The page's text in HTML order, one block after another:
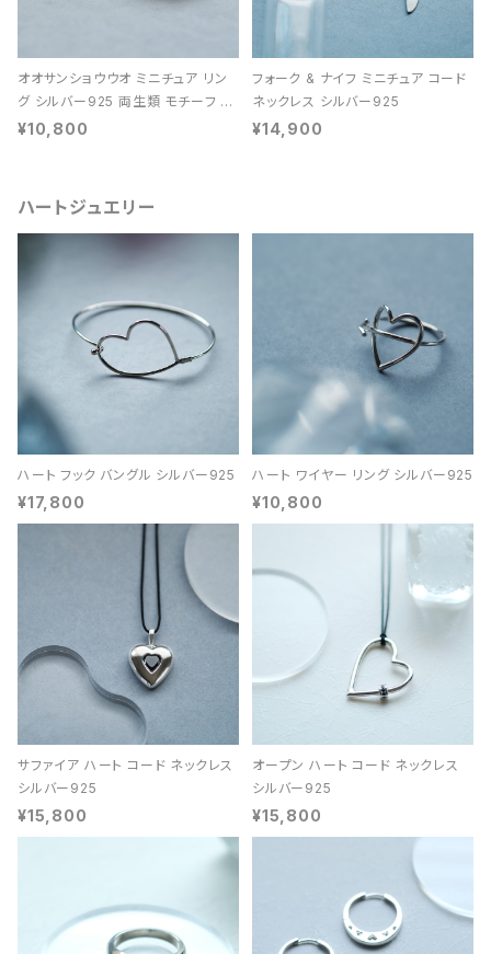
オオサンショウウオ ミニチュア リン
グ シルバー925 両生類 モチーフ レ
ディース ユニセックス
¥10,800
フォーク & ナイフ ミニチュア コード
ネックレス シルバー925
¥14,900
ハートジュエリー
ハート フック バングル シルバー925
¥17,800
ハート ワイヤー リング シルバー925
¥10,800
サファイア ハート コード ネックレス
シルバー925
¥15,800
オープン ハート コード ネックレス
シルバー925
¥15,800